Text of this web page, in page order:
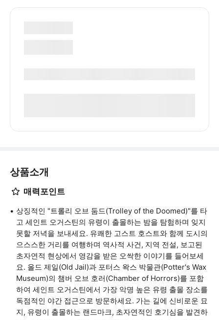
상품소개
매력포인트
상징적인 "트롤리 오브 둠드(Trolley of the Doomed)"를 타
고 세인트 오거스틴의 유령이 출몰하는 밤을 탐험하며 잊지
못할 저녁을 보내세요. 유쾌한 고스트 호스트와 함께 도시의
으스스한 거리를 여행하며 역사적 사건, 지역 전설, 보고된
초자연적 현상에서 영감을 받은 오싹한 이야기를 들어보세
요. 올드 제일(Old Jail)과 포터스 왁스 박물관(Potter's Wax
Museum)의 챔버 오브 호러(Chamber of Horrors)를 포함
하여 세인트 오거스틴에서 가장 악명 높은 유령 출몰 장소를
독점적인 야간 접근으로 방문하세요. 가는 길에 신비로운 묘
지, 유령이 출몰하는 랜드마크, 초자연적인 호기심을 발견하